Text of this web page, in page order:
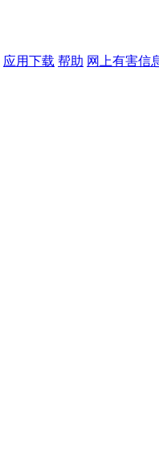
应用下载 帮助 网上有害信